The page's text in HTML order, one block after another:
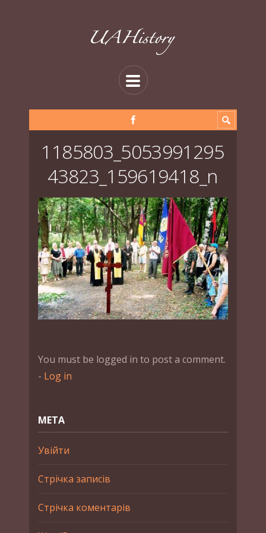
1185803_5053991295
43823_159619418_n
You must be logged in to post a comment.
- Log in
МЕТА
Увійти
Стрічка записів
Стрічка коментарів